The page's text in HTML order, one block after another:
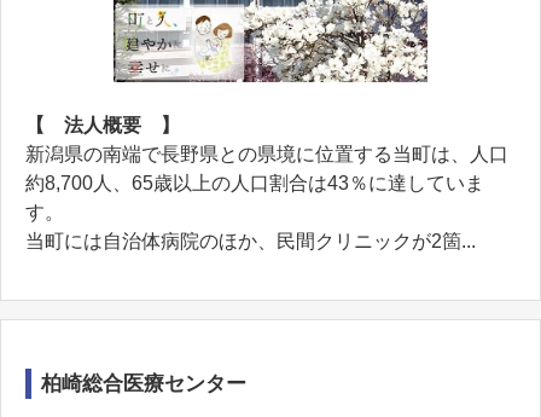
【 法人概要 】
新潟県の南端で長野県との県境に位置する当町は、人口
約8,700人、65歳以上の人口割合は43％に達していま
す。
当町には自治体病院のほか、民間クリニックが2箇...
柏崎総合医療センター